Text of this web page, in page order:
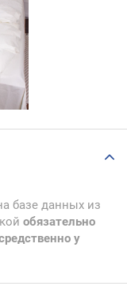
базе данных из
обязательно
у